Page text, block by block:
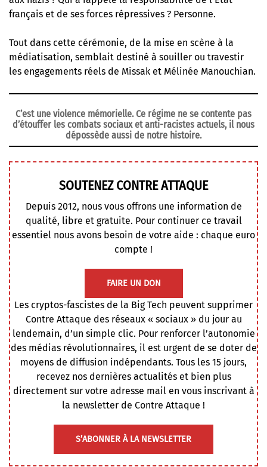
français et de ses forces répressives ? Personne.
Tout dans cette cérémonie, de la mise en scène à la
médiatisation, semblait destiné à souiller ou travestir
les engagements réels de Missak et Mélinée Manouchian.
C’est une violence mémorielle. Ce régime ne se contente pas
d’étouffer les combats sociaux et anti-racistes actuels, il nous
dépossède aussi de notre histoire.
SOUTENEZ CONTRE ATTAQUE
Depuis 2012, nous vous offrons une information de
qualité, libre et gratuite. Pour continuer ce travail
essentiel nous avons besoin de votre aide : chaque euro
compte !
FAIRE UN DON
Les cryptos-fascistes de la Big Tech peuvent supprimer
Contre Attaque des réseaux « sociaux » du jour au
lendemain, d’un simple clic. Pour renforcer l’autonomie
des médias révolutionnaires, il est urgent de se doter de
moyens de diffusion indépendants. Tous les 15 jours,
recevez nos dernières actualités et bien plus
directement sur votre adresse mail en vous inscrivant à
la newsletter de Contre Attaque !
S’ABONNER À LA NEWSLETTER